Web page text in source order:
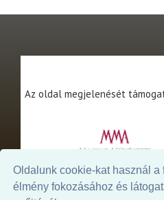
Oldalunk cookie-kat használ a
élmény fokozásához és
Az oldal megjelenését